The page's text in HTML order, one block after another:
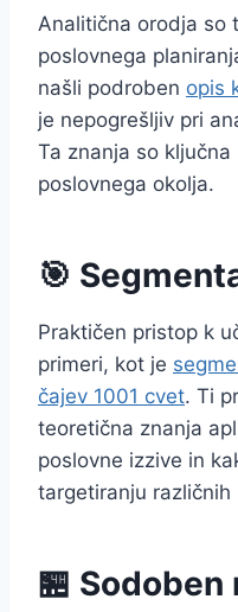
Analitična orodja so
poslovnega
našli podroben opis
je nepogrešljiv pri
Ta znanja so
poslovnega okolja.
🎯
Praktičen pristop k
primeri, kot je
čajev 1001 cvet. Ti
teoretična znanja
poslovne izzive in
targetiranju različnih
🏪